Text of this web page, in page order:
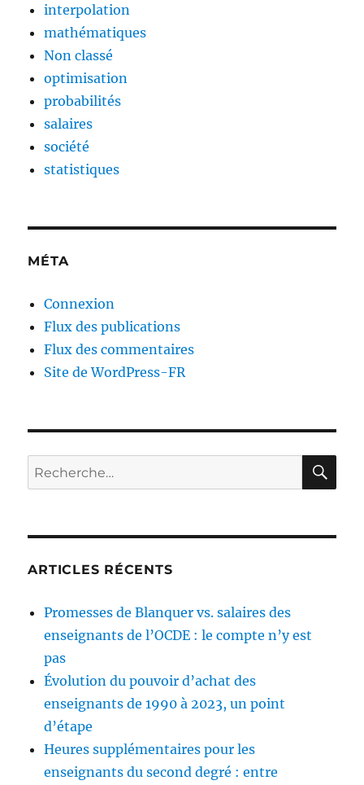
interpolation
mathématiques
Non classé
optimisation
probabilités
salaires
société
statistiques
MÉTA
Connexion
Flux des publications
Flux des commentaires
Site de WordPress-FR
Recherche
pour :
ARTICLES RÉCENTS
Promesses de Blanquer vs. salaires des
enseignants de l’OCDE : le compte n’y est
pas
Évolution du pouvoir d’achat des
enseignants de 1990 à 2023, un point
d’étape
Heures supplémentaires pour les
enseignants du second degré : entre